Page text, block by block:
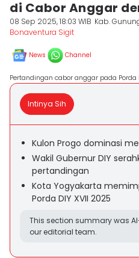
di Cabor Anggar
08 Sep 2025, 18:03 WIB Kab.
Bonaventura Sigit
News Channel
Pertandingan cabor anggar pada Porda
Intinya Sih
Kulon Progo dominasi
Wakil Gubernur DIY
pertandingan
Kota Yogyakarta
Porda DIY XVII 2025
This section summary was
our editorial team.